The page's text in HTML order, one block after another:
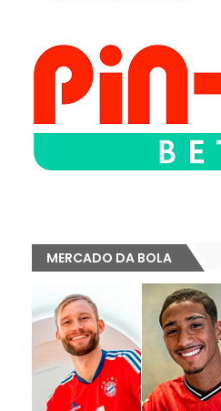
MERCADO DA BOLA